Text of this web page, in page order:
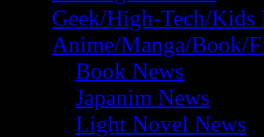
Geek/High-Tech/Kids
Anime/Manga/Book/
Book News
Japanim News
Light Novel News